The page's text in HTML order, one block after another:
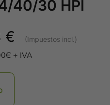
40/30 HPI
€
+ IVA